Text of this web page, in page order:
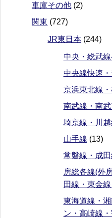
車庫その他 (2)
関東 (727)
JR東日本 (244)
中央・総武
中央線快速
京浜東北線
南武線・南
埼京線・川
山手線 (13)
常磐線・成
房総各線(外
田線・東金
東海道線・
ン・高崎線